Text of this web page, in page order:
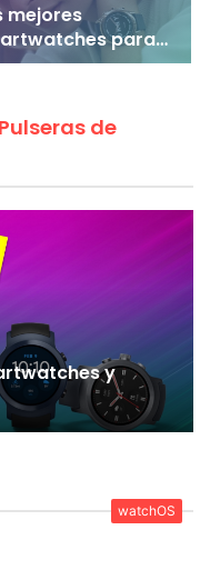
mejores
para
del 2021
de
y
watchOS